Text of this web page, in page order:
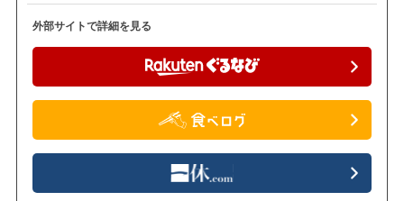
外部サイトで詳細を見る